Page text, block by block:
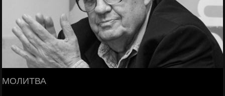
МОЛИТВА